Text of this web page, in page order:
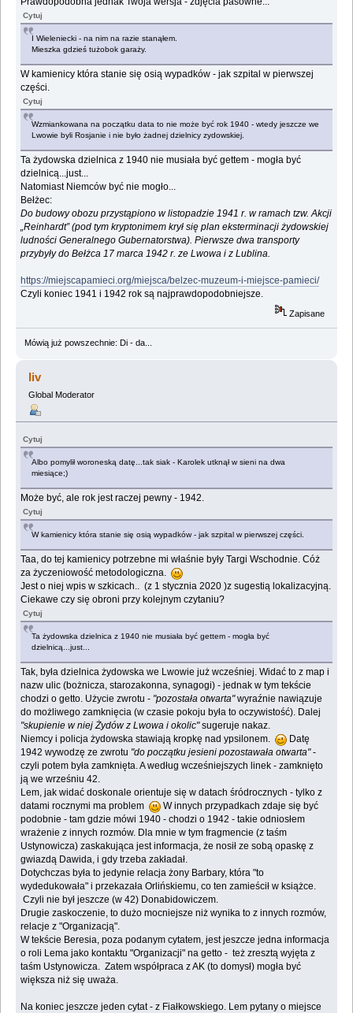
Cytuj
I Wieleniecki - na nim na razie stanąłem.
Mieszka gdzieś tużobok garaży.
W kamienicy która stanie się osią wypadków - jak szpital w pierwszej
części.
Cytuj
Wzmiankowana na początku data to nie może być rok 1940 - wtedy jeszcze we
Lwowie byli Rosjanie i nie było żadnej dzielnicy zydowskiej.
Ta żydowska dzielnica z 1940 nie musiała być gettem - mogła być
dzielnicą...just...
Natomiast Niemców być nie mogło...
Bełżec:
Do budowy obozu przystąpiono w listopadzie 1941 r. w ramach tzw. Akcji
„Reinhardt” (pod tym kryptonimem krył się plan eksterminacji żydowskiej
ludności Generalnego Gubernatorstwa). Pierwsze dwa transporty
przybyły do Bełżca 17 marca 1942 r. ze Lwowa i z Lublina.
https://miejscapamieci.org/miejsca/belzec-muzeum-i-miejsce-pamieci/
Czyli koniec 1941 i 1942 rok są najprawdopodobniejsze.
Zapisane
Mówią już powszechnie: Di - da...
liv
Global Moderator
Cytuj
Albo pomylił woroneską datę...tak siak - Karolek utknął w sieni na dwa
miesiące;)
Może być, ale rok jest raczej pewny - 1942.
Cytuj
W kamienicy która stanie się osią wypadków - jak szpital w pierwszej części.
Taa, do tej kamienicy potrzebne mi właśnie były Targi Wschodnie. Cóż
za życzeniowość metodologiczna.
Jest o niej wpis w szkicach.. (z 1 stycznia 2020 )z sugestią lokalizacyjną.
Ciekawe czy się obroni przy kolejnym czytaniu?
Cytuj
Ta żydowska dzielnica z 1940 nie musiała być gettem - mogła być
dzielnicą...just...
Tak, była dzielnica żydowska we Lwowie już wcześniej. Widać to z map i
nazw ulic (bożnicza, starozakonna, synagogi) - jednak w tym tekście
chodzi o getto. Użycie zwrotu - "pozostała otwarta"wyraźnie nawiązuje
do możliwego zamknięcia (w czasie pokoju była to oczywistość). Dalej
"skupienie w niej Żydów z Lwowa i okolic"sugeruje nakaz.
Niemcy i policja żydowska stawiają kropkę nad ypsilonem.
Datę
1942 wywodzę ze zwrotu "do początku jesieni pozostawała otwarta"-
czyli potem była zamknięta. A według wcześniejszych linek - zamknięto
ją we wrześniu 42.
Lem, jak widać doskonale orientuje się w datach śródrocznych - tylko z
datami rocznymi ma problem
W innych przypadkach zdaje się być
podobnie - tam gdzie mówi 1940 - chodzi o 1942 - takie odniosłem
wrażenie z innych rozmów. Dla mnie w tym fragmencie (z taśm
Ustynowicza) zaskakująca jest informacja, że nosił ze sobą opaskę z
gwiazdą Dawida, i gdy trzeba zakładał.
Dotychczas była to jedynie relacja żony Barbary, która "to
wydedukowała" i przekazała Orlińskiemu, co ten zamieścił w książce.
Czyli nie był jeszcze (w 42) Donabidowiczem.
Drugie zaskoczenie, to dużo mocniejsze niż wynika to z innych rozmów,
relacje z "Organizacją".
W tekście Beresia, poza podanym cytatem, jest jeszcze jedna informacja
o roli Lema jako kontaktu "Organizacji" na getto - też zresztą wyjęta z
taśm Ustynowicza. Zatem współpraca z AK (to domysł) mogła być
większa niż się uważa.
Na koniec jeszcze jeden cytat - z Fiałkowskiego. Lem pytany o miejsce